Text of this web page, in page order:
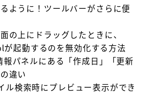
ように！ツールバーがさらに便
の上にドラッグしたときに、
起動するのを無効化する方法
パネルにある「作成日」「更新
違い
ル検索時にプレビュー表示ができ